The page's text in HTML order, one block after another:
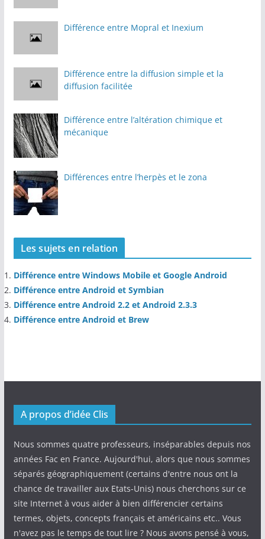
Différence entre Mopral et Inexium
Différence entre la diffusion simple et la
diffusion facilitée
Différence entre l’altération chimique et
mécanique
Différences entre l’herpès et le zona
Les sujets en relation
Différence entre Windows Mobile et Google Android
Différence entre Android et Symbian
Différence entre Android 2.2 et Android 2.3.3
Différence entre Android et Brew
A propos d’idée Clis
Nous sommes quatre professeurs, inséparables depuis nos
années Fac en France. Aujourd'hui, alors que nous sommes
séparés géographiquement (certains d'entre nous ont la
chance de travailler aux Etats-Unis) nous cherchons sur ce
site Internet à vous aider à bien différencier certains
termes, objets, concepts français et américains etc.. Vous
n'avez pas le temps de tout lire ? Nous avons pensé à vous,